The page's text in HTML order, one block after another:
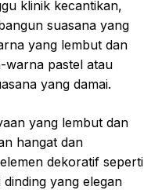
klinik kecantikan,
suasana yang
yang lembut dan
warna pastel atau
yang damai.
yang lembut dan
hangat dan
dekoratif seperti
yang elegan